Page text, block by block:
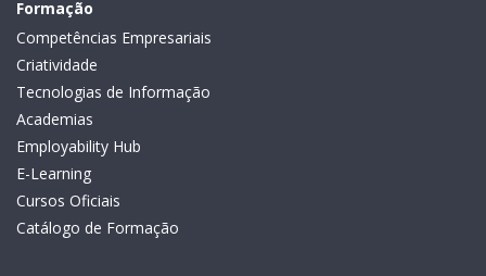
Formação
Competências Empresariais
Criatividade
Tecnologias de Informação
Academias
Employability Hub
E-Learning
Cursos Oficiais
Catálogo de Formação